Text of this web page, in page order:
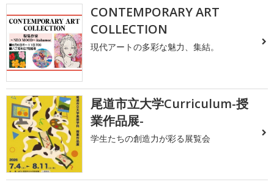
CONTEMPORARY ART
COLLECTION
現代アートの多彩な魅力、集結。
尾道市立大学Curriculum-授
業作品展-
学生たちの創造力が彩る展覧会